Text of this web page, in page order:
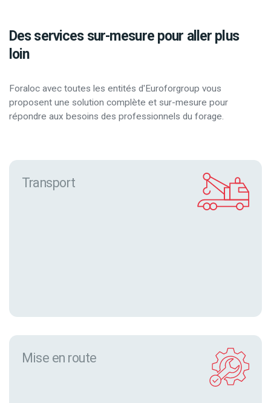
Des services sur-mesure pour aller plus
loin
Foraloc avec toutes les entités d'Euroforgroup vous
proposent une solution complète et sur-mesure pour
répondre aux besoins des professionnels du forage.
Transport
Mise en route